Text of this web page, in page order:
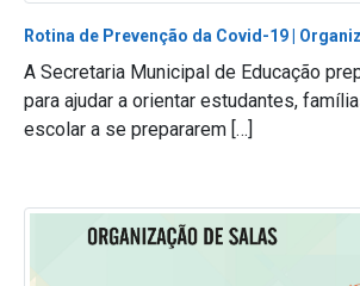
Rotina de Prevenção da Covid-19 |
A Secretaria Municipal de Educação
para ajudar a orientar estudantes,
escolar a se prepararem […]